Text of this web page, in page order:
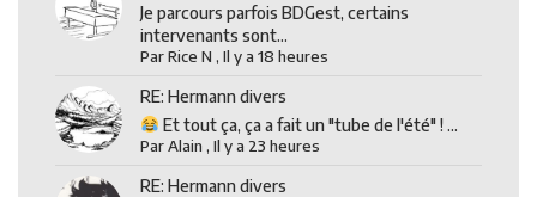
Je parcours parfois BDGest, certains
intervenants sont...
ParRice N ,Il y a 18 heures
RE: Hermann divers
Et tout ça, ça a fait un "tube de l'été" ! ...
ParAlain ,Il y a 23 heures
RE: Hermann divers